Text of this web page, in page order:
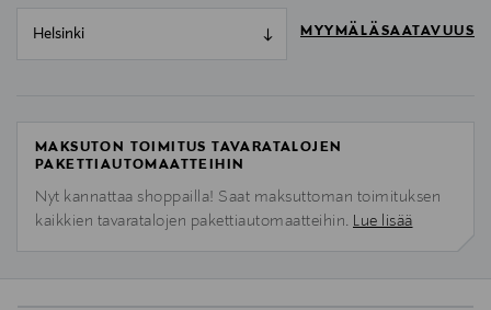
Helsinki MYYMÄLÄSAATAVUUS
MAKSUTON TOIMITUS TAVARATALOJEN
PAKETTIAUTOMAATTEIHIN
Nyt kannattaa shoppailla! Saat maksuttoman toimituksen
kaikkien tavaratalojen pakettiautomaatteihin. Lue lisää